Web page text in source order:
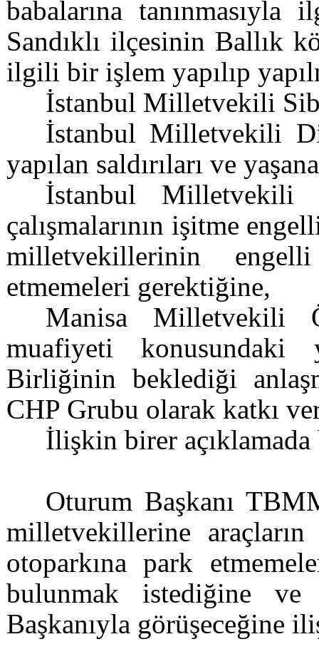
babalarına
Sandıklı ilçesinin Ballık
ilgili bir işlem yapılıp
İstanbul Milletvekili
İstanbul Milletvekili
yapılan saldırıları ve
İstanbul Milletvekili
çalışmalarının işitme
milletvekillerinin
etmemeleri gerektiğine,
Manisa Milletvekili
muafiyeti konusundaki
Birliğinin beklediği
CHP Grubu olarak katkı
İlişkin birer
Oturum Başkanı
milletvekillerine
otoparkına park
bulunmak istediğine
Başkanıyla görüşeceğine